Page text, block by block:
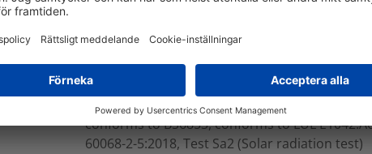
conforms to BS6853, conforms to LUL
60068-2-5:2018, Test Sa2 (Solar radiation test)